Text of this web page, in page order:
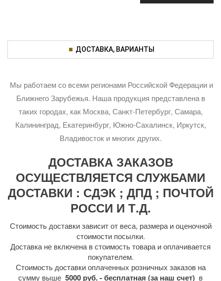
ДОСТАВКА, ВАРИАНТЫ
Мы работаем со всеми регионами Российской Федерации и
Ближнего Зарубежья. Наша продукция представлена в
таких городах, как Москва, Санкт-Петербург, Самара,
Калининград, Екатеринбург, Южно-Сахалинск, Иркутск,
Владивосток и многих других.
ДОСТАВКА ЗАКАЗОВ
ОСУЩЕСТВЛЯЕТСЯ СЛУЖБАМИ
ДОСТАВКИ : СДЭК ; ДПД ; ПОЧТОЙ
РОССИ И Т.Д.
Стоимость доставки зависит от веса, размера и оценочной
стоимости посылки.
Доставка не включена в стоимость товара и оплачивается
покупателем.
Стоимость доставки оплаченных розничных заказов на
сумму выше 5000 руб. - бесплатная (за наш счет) в